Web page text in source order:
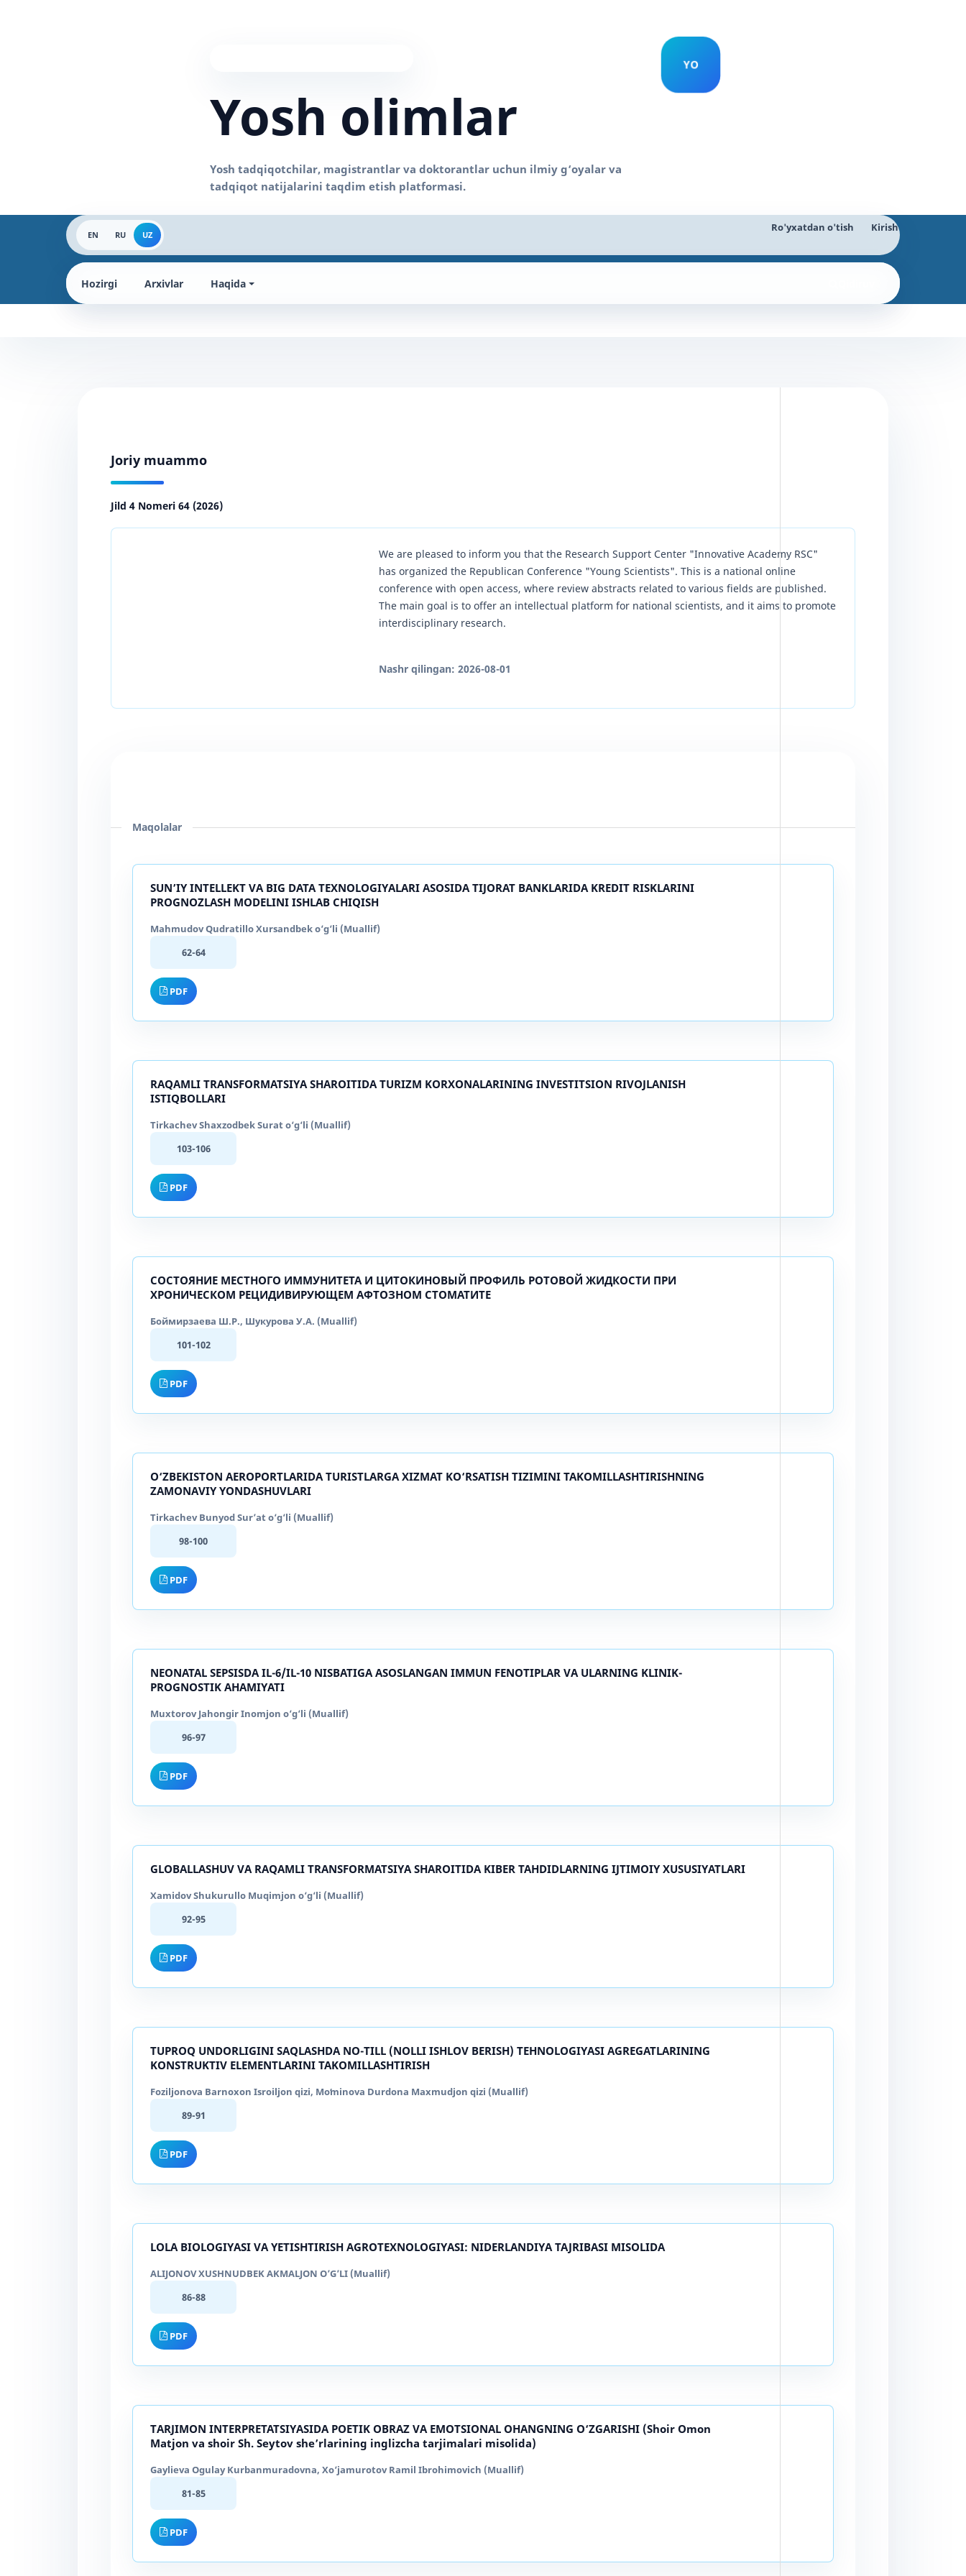
Yosh olimlar
EN RU UZ
Ro'yxatdan o'tish Kirish
Hozirgi Arxivlar Haqida
Joriy muammo
Jild 4 Nomeri 64 (2026)
We are pleased to inform you that the Research Support Center "Innovative Academy RSC"
has organized the Republican Conference "Young Scientists". This is a national online
conference with open access, where review abstracts related to various fields are published.
The main goal is to offer an intellectual platform for national scientists, and it aims to promote
interdisciplinary research.
Nashr qilingan: 2026-08-01
Maqolalar
SUN’IY INTELLEKT VA BIG DATA TEXNOLOGIYALARI ASOSIDA TIJORAT BANKLARIDA KREDIT RISKLARINI
PROGNOZLASH MODELINI ISHLAB CHIQISH
Mahmudov Qudratillo Xursandbek o‘g‘li (Muallif)
62-64
PDF
RAQAMLI TRANSFORMATSIYA SHAROITIDA TURIZM KORXONALARINING INVESTITSION RIVOJLANISH
ISTIQBOLLARI
Tirkachev Shaxzodbek Surat o‘g‘li (Muallif)
103-106
PDF
СОСТОЯНИЕ МЕСТНОГО ИММУНИТЕТА И ЦИТОКИНОВЫЙ ПРОФИЛЬ РОТОВОЙ ЖИДКОСТИ ПРИ
ХРОНИЧЕСКОМ РЕЦИДИВИРУЮЩЕМ АФТОЗНОМ СТОМАТИТЕ
Боймирзаева Ш.Р., Шукурова У.А. (Muallif)
101-102
PDF
O‘ZBEKISTON AEROPORTLARIDA TURISTLARGA XIZMAT KO‘RSATISH TIZIMINI TAKOMILLASHTIRISHNING
ZAMONAVIY YONDASHUVLARI
Tirkachev Bunyod Sur’at o‘g‘li (Muallif)
98-100
PDF
NEONATAL SEPSISDA IL-6/IL-10 NISBATIGA ASOSLANGAN IMMUN FENOTIPLAR VA ULARNING KLINIK-
PROGNOSTIK AHAMIYATI
Muxtorov Jahongir Inomjon o‘g‘li (Muallif)
96-97
PDF
GLOBALLASHUV VA RAQAMLI TRANSFORMATSIYA SHAROITIDA KIBER TAHDIDLARNING IJTIMOIY XUSUSIYATLARI
Xamidov Shukurullo Muqimjon o‘g‘li (Muallif)
92-95
PDF
TUPROQ UNDORLIGINI SAQLASHDA NO-TILL (NOLLI ISHLOV BERISH) TEHNOLOGIYASI AGREGATLARINING
KONSTRUKTIV ELEMENTLARINI TAKOMILLASHTIRISH
Foziljonova Barnoxon Isroiljon qizi, Moʻminova Durdona Maxmudjon qizi (Muallif)
89-91
PDF
LOLA BIOLOGIYASI VA YETISHTIRISH AGROTEXNOLOGIYASI: NIDERLANDIYA TAJRIBASI MISOLIDA
ALIJONOV XUSHNUDBEK AKMALJON O’G’LI (Muallif)
86-88
PDF
ТARJIMON INTERPRETATSIYASIDA POETIK OBRAZ VA EMOTSIONAL OHANGNING O‘ZGARISHI (Shoir Omon
Matjon va shoir Sh. Seytov she’rlarining inglizcha tarjimalari misolida)
Gaylieva Ogulay Kurbanmuradovna, Xo‘jamurotov Ramil Ibrohimovich (Muallif)
81-85
PDF